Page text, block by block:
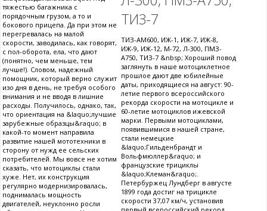
тяжестью багажника с
порядочным грузом, а то и
бокового прицепа. Да при этом не
перегревалась на малой
скорости, заводилась, как говорят,
с пол-оборота, ела, что дают
(понятно, чем меньше, тем
лучше!). Словом, надежный
помощник, который верно служит
изо дня в день, не требуя особого
внимания и не вводя в лишние
расходы. Получилось, однако, так,
что ориентация на &laquo;лучшие
зарубежные образцы&raquo; в
какой-то момент направила
развитие нашей мототехники в
сторону от нужд ее сельских
потребителей. Мы вовсе не хотим
сказать, что мотоциклы стали
хуже. Нет, их конструкция
регулярно модернизировалась,
поднималась мощность
двигателей, неуклонно росли
ТИЗ-7
ТИЗ-АМ600, ИЖ-1, ИЖ-7, ИЖ-8,
ИЖ-9, ИЖ-12, М-72, Л-300, ПМЗ-
А750, ТИЗ-7 &nbsp; Хороший повод
заглянуть в наше мотоциклетное
прошлое дают две юбилейные
даты, приходящиеся на август: 90-
летие первого всероссийского
рекорда скорости на мотоцикле и
60-летие мотоциклов ижевской
марки. Первыми мотоциклами,
появившимися в нашей стране,
стали немецкие
&laquo;Гильденбрандт и
Вольфмюллер&raquo; и
французские трициклы
&laquo;Клеман&raquo;.
Петербуржец Лундберг в августе
1899 года достиг на трицикле
скорости 37,07 км/ч, установив